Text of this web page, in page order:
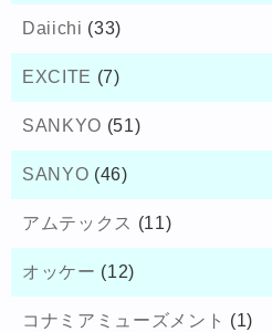
Daiichi (33)
EXCITE (7)
SANKYO (51)
SANYO (46)
アムテックス (11)
オッケー (12)
コナミアミューズメント (1)